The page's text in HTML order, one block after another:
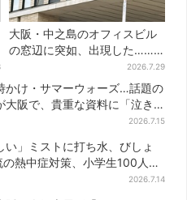
大阪・中之島のオフィスビル
の窓辺に突如、出現した……
巨大インコ「何かいる」「朝
からビビった」、その正体と
は？
2026.7.29
かけ・サマーウォーズ…話題の
大阪で、貴重な資料に「泣き
2026.7.15
い」ミストに打ち水、びしょ
熱中症対策、小学生100人が
2026.7.14